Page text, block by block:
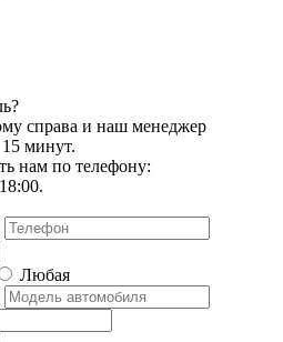
справа и наш менеджер
минут.
нам по телефону:
Любая